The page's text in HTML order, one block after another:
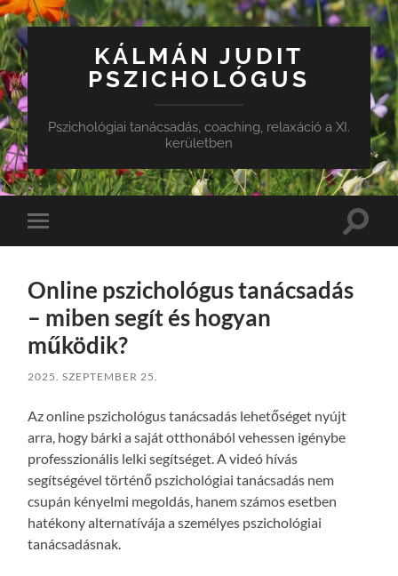
KÁLMÁN JUDIT
PSZICHOLÓGUS
Pszichológiai tanácsadás, coaching, relaxáció a XI.
kerületben
Toggle
mobile
Toggle
Online pszichológus tanácsadás
– miben segít és hogyan
működik?
2025. SZEPTEMBER 25.
Az online pszichológus tanácsadás lehetőséget nyújt
arra, hogy bárki a saját otthonából vehessen igénybe
professzionális lelki segítséget. A videó hívás
segítségével történő pszichológiai tanácsadás nem
csupán kényelmi megoldás, hanem számos esetben
hatékony alternatívája a személyes pszichológiai
tanácsadásnak.